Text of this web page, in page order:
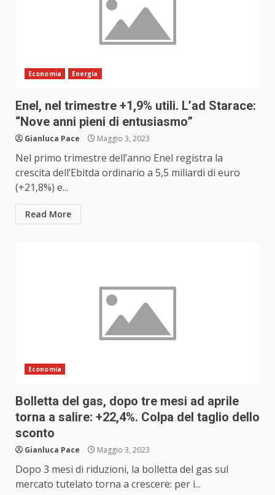
Economia Energia
Enel, nel trimestre +1,9% utili. L’ad Starace:
“Nove anni pieni di entusiasmo”
Gianluca Pace Maggio 3, 2023
Nel primo trimestre dell’anno Enel registra la
crescita dell’Ebitda ordinario a 5,5 miliardi di euro
(+21,8%) e...
Read More
Economia
Bolletta del gas, dopo tre mesi ad aprile
torna a salire: +22,4%. Colpa del taglio dello
sconto
Gianluca Pace Maggio 3, 2023
Dopo 3 mesi di riduzioni, la bolletta del gas sul
mercato tutelato torna a crescere: per i...